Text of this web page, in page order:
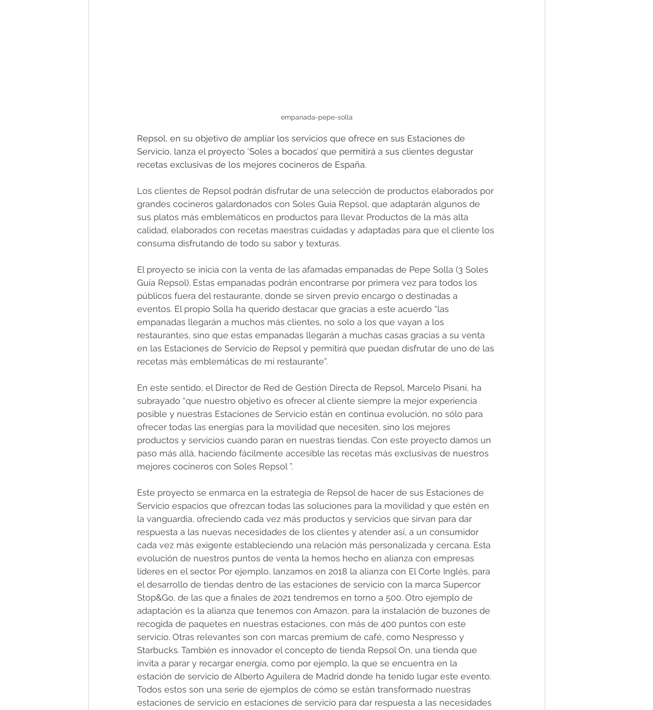
empanada-pepe-solla
Repsol, en su objetivo de ampliar los servicios que ofrece en sus Estaciones de
Servicio, lanza el proyecto ‘Soles a bocados’ que permitirá a sus clientes degustar
recetas exclusivas de los mejores cocineros de España.
Los clientes de Repsol podrán disfrutar de una selección de productos elaborados por
grandes cocineros galardonados con Soles Guía Repsol, que adaptarán algunos de
sus platos más emblemáticos en productos para llevar. Productos de la más alta
calidad, elaborados con recetas maestras cuidadas y adaptadas para que el cliente los
consuma disfrutando de todo su sabor y texturas.
El proyecto se inicia con la venta de las afamadas empanadas de Pepe Solla (3 Soles
Guía Repsol). Estas empanadas podrán encontrarse por primera vez para todos los
públicos fuera del restaurante, donde se sirven previo encargo o destinadas a
eventos. El propio Solla ha querido destacar que gracias a este acuerdo “las
empanadas llegarán a muchos más clientes, no solo a los que vayan a los
restaurantes, sino que estas empanadas llegarán a muchas casas gracias a su venta
en las Estaciones de Servicio de Repsol y permitirá que puedan disfrutar de uno de las
recetas más emblemáticas de mi restaurante”.
En este sentido, el Director de Red de Gestión Directa de Repsol, Marcelo Pisani, ha
subrayado “que nuestro objetivo es ofrecer al cliente siempre la mejor experiencia
posible y nuestras Estaciones de Servicio están en continua evolución, no sólo para
ofrecer todas las energías para la movilidad que necesiten, sino los mejores
productos y servicios cuando paran en nuestras tiendas. Con este proyecto damos un
paso más allá, haciendo fácilmente accesible las recetas más exclusivas de nuestros
mejores cocineros con Soles Repsol ”.
Este proyecto se enmarca en la estrategia de Repsol de hacer de sus Estaciones de
Servicio espacios que ofrezcan todas las soluciones para la movilidad y que estén en
la vanguardia, ofreciendo cada vez más productos y servicios que sirvan para dar
respuesta a las nuevas necesidades de los clientes y atender así, a un consumidor
cada vez más exigente estableciendo una relación más personalizada y cercana. Esta
evolución de nuestros puntos de venta la hemos hecho en alianza con empresas
líderes en el sector. Por ejemplo, lanzamos en 2018 la alianza con El Corte Inglés, para
el desarrollo de tiendas dentro de las estaciones de servicio con la marca Supercor
Stop&Go, de las que a finales de 2021 tendremos en torno a 500. Otro ejemplo de
adaptación es la alianza que tenemos con Amazon, para la instalación de buzones de
recogida de paquetes en nuestras estaciones, con más de 400 puntos con este
servicio. Otras relevantes son con marcas premium de café, como Nespresso y
Starbucks. También es innovador el concepto de tienda Repsol On, una tienda que
invita a parar y recargar energía, como por ejemplo, la que se encuentra en la
estación de servicio de Alberto Aguilera de Madrid donde ha tenido lugar este evento.
Todos estos son una serie de ejemplos de cómo se están transformado nuestras
estaciones de servicio en estaciones de servicio para dar respuesta a las necesidades